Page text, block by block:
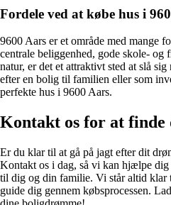
Fordele ved at købe hus i
9600 Aars er et område med mange
centrale beliggenhed, gode skole- og
natur, er det et attraktivt sted at slå
efter en bolig til familien eller som
perfekte hus i 9600 Aars.
Kontakt os for at finde
Er du klar til at gå på jagt efter dit
Kontakt os i dag, så vi kan hjælpe
til dig og din familie. Vi står altid klar
guide dig gennem købsprocessen.